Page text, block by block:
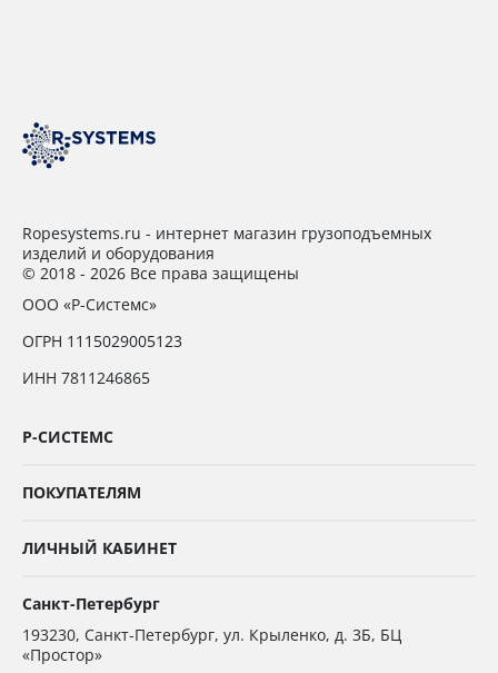
Ropesystems.ru - интернет магазин грузоподъемных
изделий и оборудования
© 2018 - 2026 Все права защищены
ООО «Р-Системс»
ОГРН 1115029005123
ИНН 7811246865
Р-СИСТЕМС
ПОКУПАТЕЛЯМ
ЛИЧНЫЙ КАБИНЕТ
Санкт-Петербург
193230, Санкт-Петербург, ул. Крыленко, д. 3Б, БЦ
«Простор»